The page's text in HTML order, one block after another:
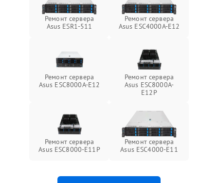
Ремонт сервера
Asus ESR1-511
Ремонт сервера
Asus ESC4000A-E12
Ремонт сервера
Asus ESC8000A-E12
Ремонт сервера
Asus ESC8000A-
E12P
Ремонт сервера
Asus ESC8000-E11P
Ремонт сервера
Asus ESC4000-E11